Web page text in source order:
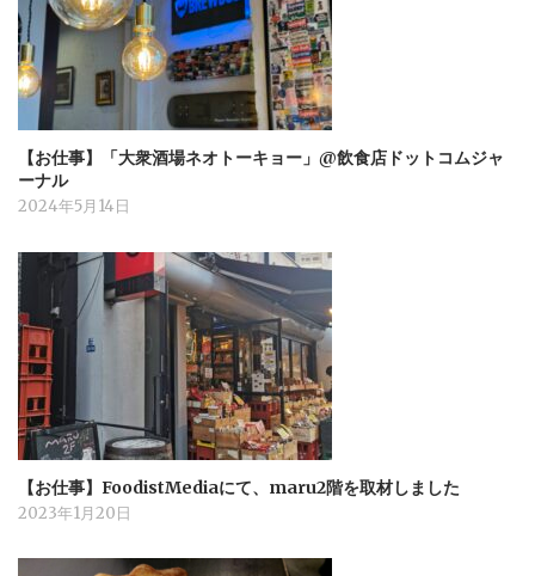
【お仕事】「大衆酒場ネオトーキョー」@飲食店ドットコムジャ
ーナル
2024年5月14日
【お仕事】FoodistMediaにて、maru2階を取材しました
2023年1月20日